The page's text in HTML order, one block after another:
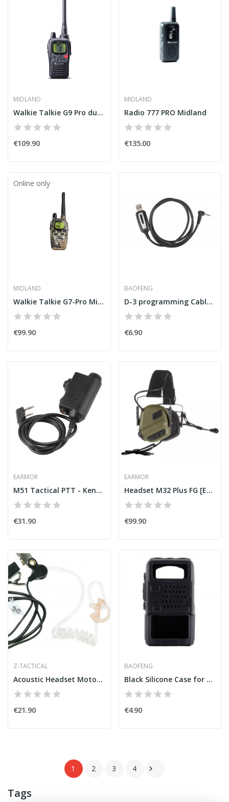
Tags
MIDLAND
Walkie Talkie G9 Pro dual-band PMR446/LPD Midland
€109.90
MIDLAND
Radio 777 PRO Midland
€135.00
Online only
MIDLAND
Walkie Talkie G7-Pro Mimetic Midland
€99.90
BAOFENG
D-3 programming Cable for UV-3R Series [Baofeng]
€6.90
EARMOR
M51 Tactical PTT - Kenwood [Earmor]
€31.90
EARMOR
Headset M32 Plus FG [Earmor]
€99.90
Z-TACTICAL
Acoustic Headset Motorola 2-Pin[Z-Tactical]
€21.90
BAOFENG
Black Silicone Case for Baofeng UV-5R
€4.90
1 2 3 4 